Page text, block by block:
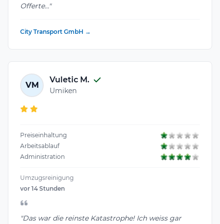
Offerte..."
City Transport GmbH →
VM
Vuletic M.
Umiken
Preiseinhaltung
Arbeitsablauf
Administration
Umzugsreinigung
vor 14 Stunden
"Das war die reinste Katastrophe! Ich weiss gar